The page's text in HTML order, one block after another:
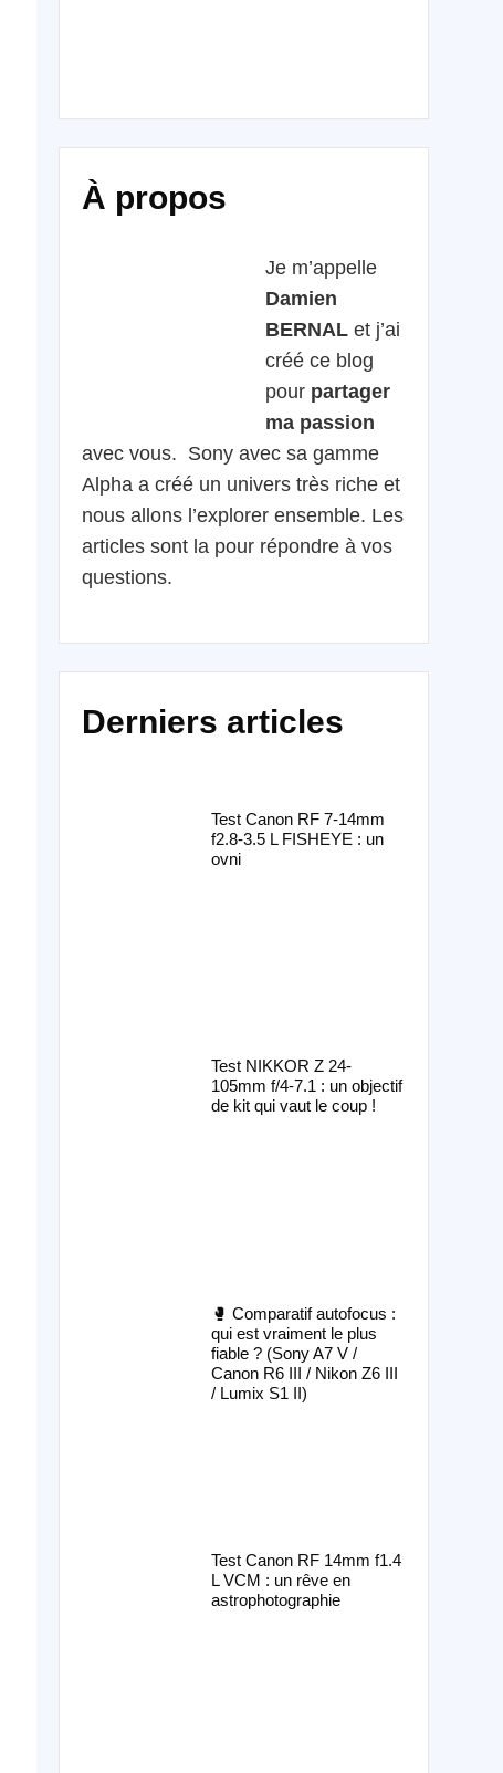
À propos
Je m’appelle
Damien
BERNAL et j’ai
créé ce blog
pour partager
ma passion
avec vous. Sony avec sa gamme
Alpha a créé un univers très riche et
nous allons l’explorer ensemble. Les
articles sont la pour répondre à vos
questions.
Derniers articles
Test Canon RF 7-14mm
f2.8-3.5 L FISHEYE : un
ovni
Test NIKKOR Z 24-
105mm f/4-7.1 : un objectif
de kit qui vaut le coup !
🥊 Comparatif autofocus :
qui est vraiment le plus
fiable ? (Sony A7 V /
Canon R6 III / Nikon Z6 III
/ Lumix S1 II)
Test Canon RF 14mm f1.4
L VCM : un rêve en
astrophotographie